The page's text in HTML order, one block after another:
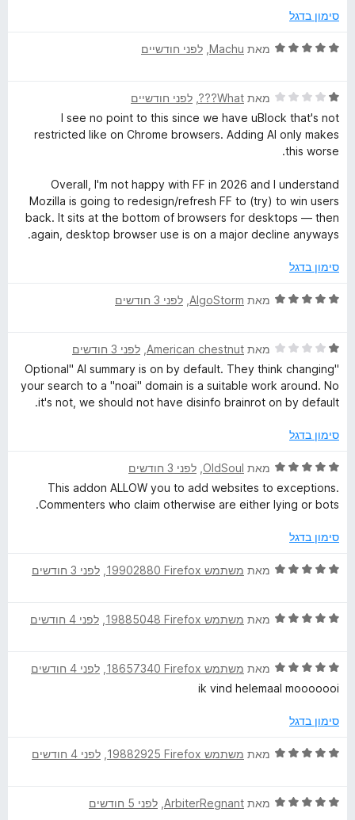
e
r
P
r
o
t
e
c
t
i
o
n
5
ת
5
סימון בדגל
ד
ו
ג
5
מ
ו
ך
5
מאת Machu לפני חודשיים
ד
י
ר
ו
1
מ
ת
ו
5
מאת What???
לפני חודשיים
I see no point to this since we have uBlock that's not
restricted like on Chrome browsers. Adding AI only makes
this worse.
Overall, I'm not happy with FF in 2026 and I understand
Mozilla is going to redesign/refresh FF to (try) to win users
back. It sits at the bottom of browsers for desktops — then
again, desktop browser use is on a major decline anyways.
סימון בדגל
ד
ו
ג
5
מ
ו
5
מאת AlgoStorm לפני 3 חודשים
ד
י
ר
ו
1
ת
מאת American chestnut לפני 3 חודשים
"Optional" AI summary is on by default. They think changing
your search to a "noai" domain is a suitable work around. No
it's not, we should not have disinfo brainrot on by default.
סימון בדגל
ד
ר
ג
מ
ך
מאת OldSoul לפני 3 חודשים
This addon ALLOW you to add websites to exceptions.
Commenters who claim otherwise are either lying or bots.
סימון בדגל
ד
ו
מ
ת
ך
מאת משתמש Firefox‏ 19902880 לפני 3 חודשים
ד
ו
ג
מ
ו
מאת משתמש Firefox‏ 19885048 לפני 4 חודשים
ד
י
ו
5
ו
מאת משתמש Firefox‏ 18657340
לפני 4 חודשים
ik vind helemaal mooooooi
סימון בדגל
ד
ו
מאת משתמש Firefox‏ 19882925 לפני 4 חודשים
ד
מאת ArbiterRegnant לפני 5 חודשים